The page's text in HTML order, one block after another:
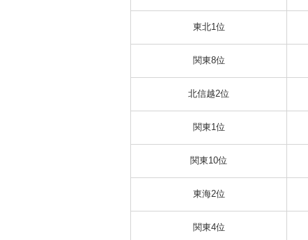
東北1位
関東8位
北信越2位
関東1位
関東10位
東海2位
関東4位